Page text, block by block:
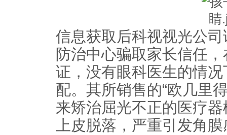
信息获取后科视视光公
防治中心骗取家长信任
证，没有眼科医生的情
配。其所销售的“欧几里
来矫治屈光不正的医疗
上皮脱落，严重引发角